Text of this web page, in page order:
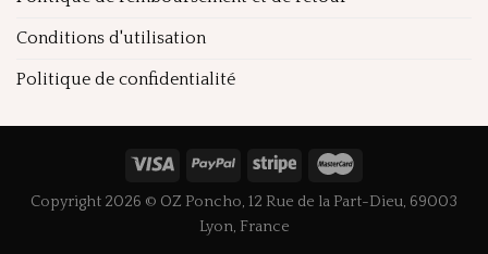
Conditions d'utilisation
Politique de confidentialité
Copyright 2026 © OZ Poncho, 12 Rue de la Part-Dieu, 69003
Lyon, France